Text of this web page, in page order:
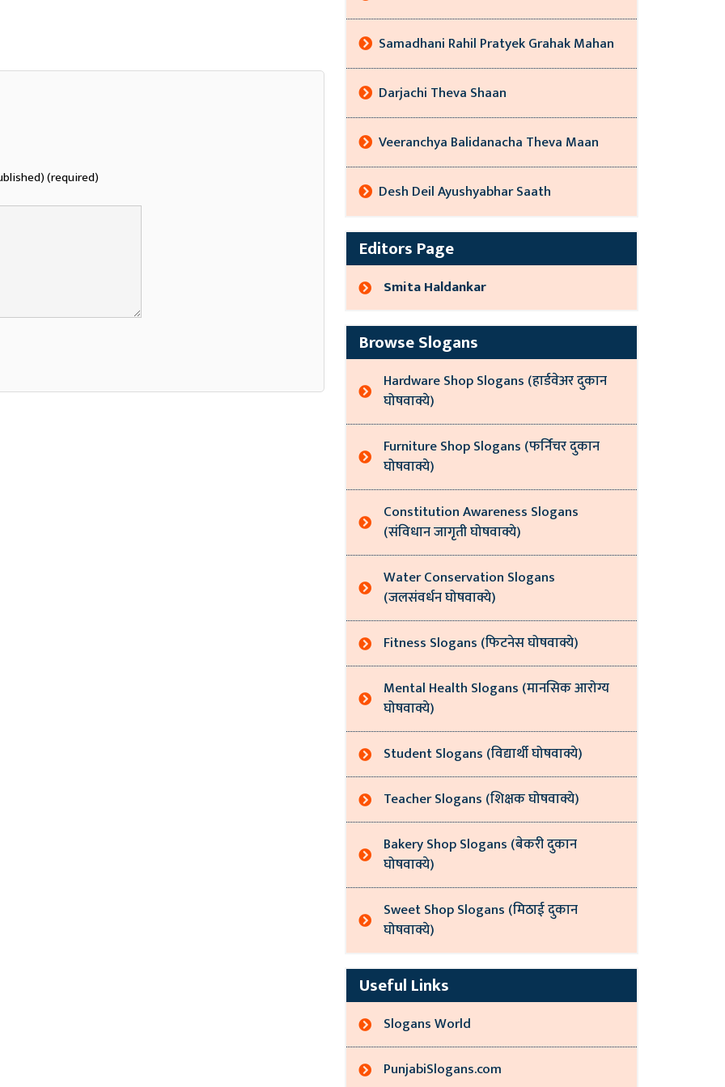
(required)
Samadhani Rahil Pratyek Grahak Mahan
Darjachi Theva Shaan
Veeranchya Balidanacha Theva Maan
Desh Deil Ayushyabhar Saath
Editors Page
Smita Haldankar
Browse Slogans
Hardware Shop Slogans (हार्डवेअर दुकान
घोषवाक्ये)
Furniture Shop Slogans (फर्निचर दुकान
घोषवाक्ये)
Constitution Awareness Slogans
(संविधान जागृती घोषवाक्ये)
Water Conservation Slogans
(जलसंवर्धन घोषवाक्ये)
Fitness Slogans (फिटनेस घोषवाक्ये)
Mental Health Slogans (मानसिक आरोग्य
घोषवाक्ये)
Student Slogans (विद्यार्थी घोषवाक्ये)
Teacher Slogans (शिक्षक घोषवाक्ये)
Bakery Shop Slogans (बेकरी दुकान
घोषवाक्ये)
Sweet Shop Slogans (मिठाई दुकान
घोषवाक्ये)
Useful Links
Slogans World
PunjabiSlogans.com